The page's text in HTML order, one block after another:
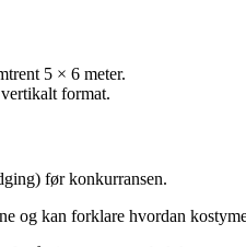
5 × 6 meter.
format.
før konkurransen.
og kan forklare hvordan